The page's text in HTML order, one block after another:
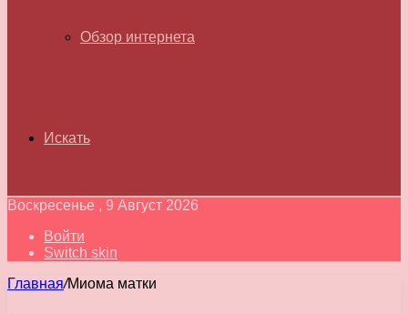
Обзор интернета
Искать
Воскресенье , 9 Август 2026
Войти
Switch skin
Главная/Миома матки